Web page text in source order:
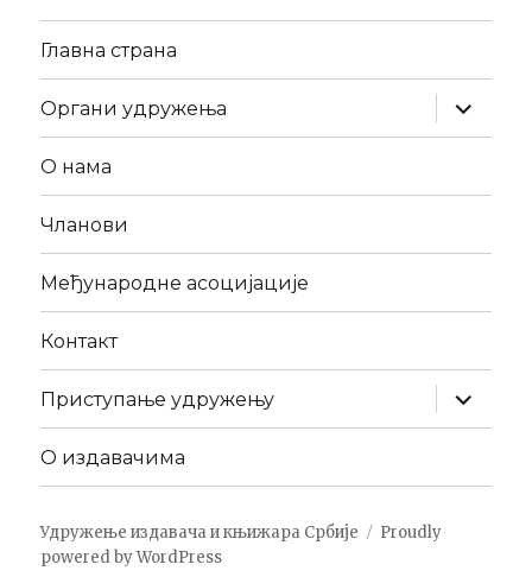
Главна страна
Органи удружења
expand
child
menu
О нама
Чланови
Међународне асоцијације
Контакт
Приступање удружењу
expand
child
menu
О издавачима
Удружење издавача и књижара Србије
Proudly
powered by WordPress